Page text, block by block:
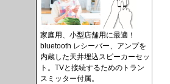
家庭用、小型店舗用に最適！
bluetooth レシーバー、アンプを
内蔵した天井埋込スピーカーセッ
ト。TVと接続するためのトラン
スミッター付属。